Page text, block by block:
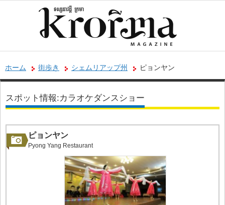
ホーム 街歩き シェムリアップ州 ピョンヤン
スポット情報:カラオケダンスショー
ピョンヤン
Pyong Yang Restaurant